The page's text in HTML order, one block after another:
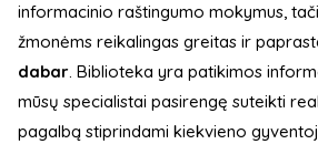
informacinio raštingumo mokymus,
žmonėms reikalingas greitas ir
dabar. Biblioteka yra patikimos
mūsų specialistai pasirengę suteikti
pagalbą stiprindami kiekvieno